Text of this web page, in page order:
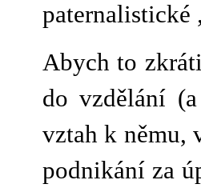
paternalistické
Abych to
do vzdělání
vztah k němu,
podnikání za